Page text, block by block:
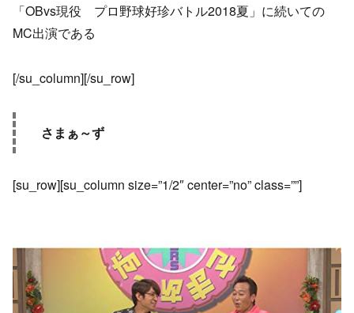
「OBvs現役 プロ野球好珍バトル2018夏」に続いての
MC出演である
[/su_column][/su_row]
さまぁ～ず
[su_row][su_column size=”1/2″ center=”no” class=””]